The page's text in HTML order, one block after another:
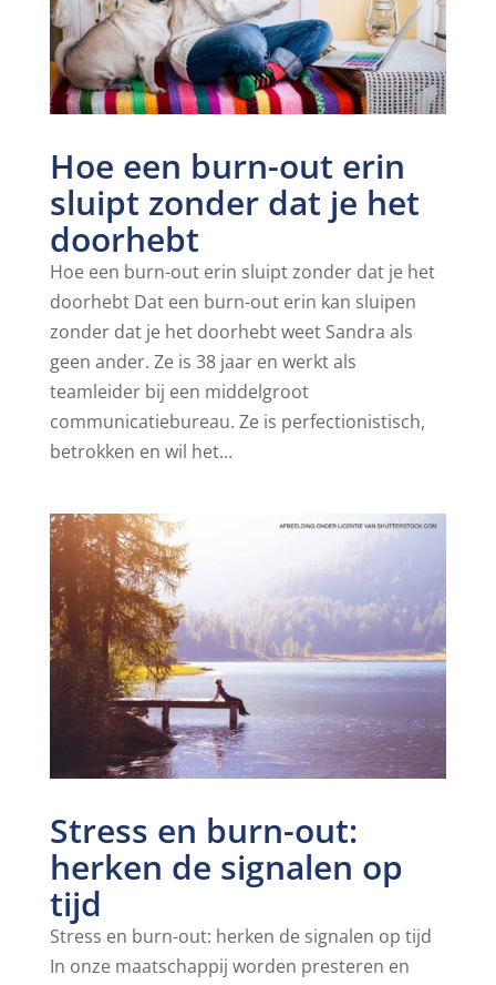
Hoe een burn-out erin
sluipt zonder dat je het
doorhebt
Hoe een burn-out erin sluipt zonder dat je het
doorhebt Dat een burn-out erin kan sluipen
zonder dat je het doorhebt weet Sandra als
geen ander. Ze is 38 jaar en werkt als
teamleider bij een middelgroot
communicatiebureau. Ze is perfectionistisch,
betrokken en wil het...
Stress en burn-out:
herken de signalen op
tijd
Stress en burn-out: herken de signalen op tijd
In onze maatschappij worden presteren en